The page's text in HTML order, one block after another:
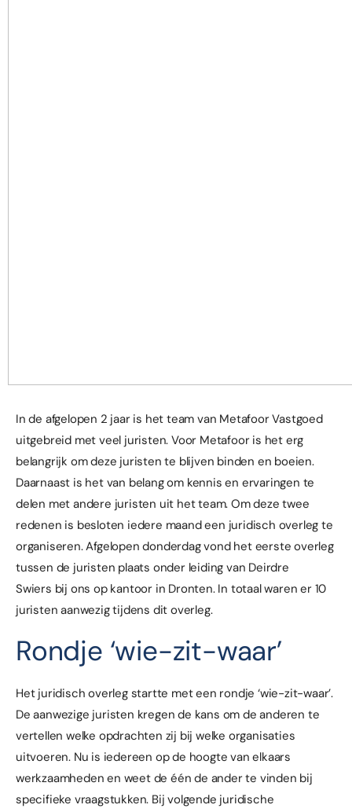
In de afgelopen 2 jaar is het team van Metafoor Vastgoed
uitgebreid met veel juristen. Voor Metafoor is het erg
belangrijk om deze juristen te blijven binden en boeien.
Daarnaast is het van belang om kennis en ervaringen te
delen met andere juristen uit het team. Om deze twee
redenen is besloten iedere maand een juridisch overleg te
organiseren. Afgelopen donderdag vond het eerste overleg
tussen de juristen plaats onder leiding van Deirdre
Swiers bij ons op kantoor in Dronten. In totaal waren er 10
juristen aanwezig tijdens dit overleg.
Rondje ‘wie-zit-waar’
Het juridisch overleg startte met een rondje ‘wie-zit-waar’.
De aanwezige juristen kregen de kans om de anderen te
vertellen welke opdrachten zij bij welke organisaties
uitvoeren. Nu is iedereen op de hoogte van elkaars
werkzaamheden en weet de één de ander te vinden bij
specifieke vraagstukken. Bij volgende juridische